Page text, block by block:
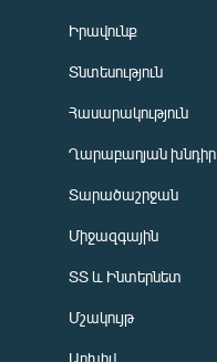
Իրավունք
Տնտեսություն
Հասարակություն
Ղարաբաղյան խնդիր
Տարածաշրջան
Միջազգային
ՏՏ և Ինտերնետ
Մշակույթ
Արխիվ